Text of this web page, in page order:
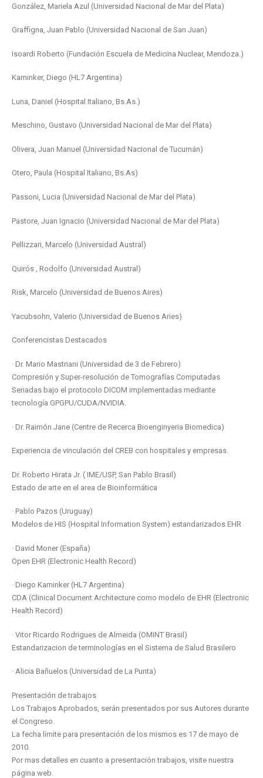
González, Mariela Azul (Universidad Nacional de Mar del Plata)
Graffigna, Juan Pablo (Universidad Nacional de San Juan)
Isoardi Roberto (Fundación Escuela de Medicina Nuclear, Mendoza.)
Kaminker, Diego (HL7 Argentina)
Luna, Daniel (Hospital Italiano, Bs.As.)
Meschino, Gustavo (Universidad Nacional de Mar del Plata)
Olivera, Juan Manuel (Universidad Nacional de Tucumán)
Otero, Paula (Hospital Italiano, Bs.As)
Passoni, Lucia (Universidad Nacional de Mar del Plata)
Pastore, Juan Ignacio (Universidad Nacional de Mar del Plata)
Pellizzari, Marcelo (Universidad Austral)
Quirós , Rodolfo (Universidad Austral)
Risk, Marcelo (Universidad de Buenos Aires)
Yacubsohn, Valerio (Universidad de Buenos Aries)
Conferencistas Destacados
· Dr. Mario Mastriani (Universidad de 3 de Febrero)
Compresión y Super-resolución de Tomografías Computadas
Seriadas bajo el protocolo DICOM implementadas mediante
tecnología GPGPU/CUDA/NVIDIA.
· Dr. Raimón Jane (Centre de Recerca Bioenginyeria Biomedica)
Experiencia de vinculación del CREB con hospitales y empresas.
Dr. Roberto Hirata Jr. ( IME/USP, San Pablo Brasil)
Estado de arte en el area de Bioinformática
· Pablo Pazos (Uruguay)
Modelos de HIS (Hospital Information System) estandarizados EHR
· David Moner (España)
Open EHR (Electronic Health Record)
· Diego Kaminker (HL7 Argentina)
CDA (Clinical Document Architecture como modelo de EHR (Electronic
Health Record)
· Vitor Ricardo Rodrigues de Almeida (OMINT Brasil)
Estandarizacion de terminologías en el Sistema de Salud Brasilero
· Alicia Bañuelos (Universidad de La Punta)
Presentación de trabajos
Los Trabajos Aprobados, serán presentados por sus Autores durante
el Congreso.
La fecha límite para presentación de los mismos es 17 de mayo de
2010.
Por mas detalles en cuanto a presentación trabajos, visite nuestra
página web.